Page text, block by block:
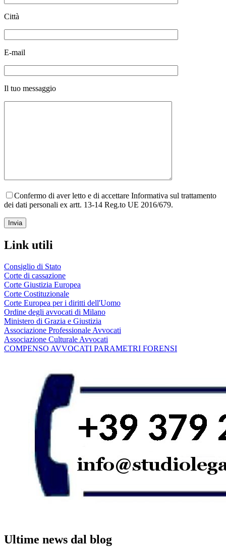
Città
E-mail
Il tuo messaggio
Confermo di aver letto e di accettare Informativa sul trattamento
dei dati personali ex artt. 13-14 Reg.to UE 2016/679.
Link utili
Consiglio di Stato
Corte di cassazione
Corte Giustizia Europea
Corte Costituzionale
Corte Europea per i diritti dell'Uomo
Ordine degli avvocati di Milano
Ministero di Grazia e Giustizia
Associazione Professionale Avvocati
Associazione Culturale Avvocati
COMPENSO AVVOCATI PARAMETRI FORENSI
Ultime news dal blog